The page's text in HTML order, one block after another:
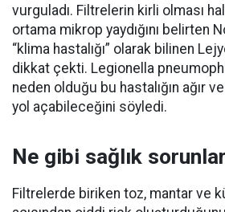
vurguladı. Filtrelerin kirli olması
ortama mikrop yaydığını belirten
“klima hastalığı” olarak bilinen
dikkat çekti. Legionella
neden olduğu bu hastalığın ağır
yol açabileceğini söyledi.
Ne gibi sağlık
Filtrelerde biriken toz, mantar ve